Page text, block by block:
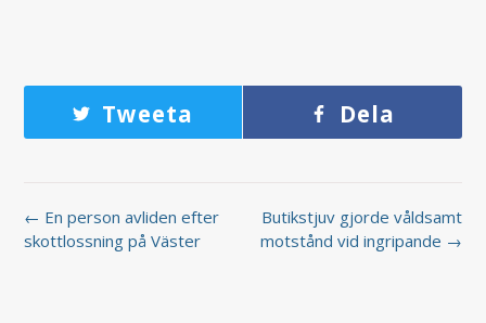
Tweeta Dela
← En person avliden efter
skottlossning på Väster
Butikstjuv gjorde våldsamt
motstånd vid ingripande →